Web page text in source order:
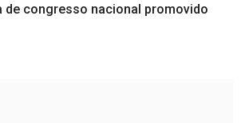
de congresso nacional promovido